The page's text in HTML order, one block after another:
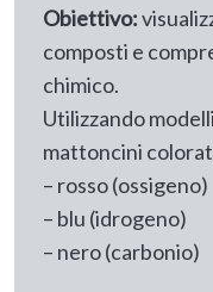
Obiettivo:
composti e
chimico.
Utilizzando
mattoncini
– rosso (ossigeno)
– blu (idrogeno)
– nero (carbonio)